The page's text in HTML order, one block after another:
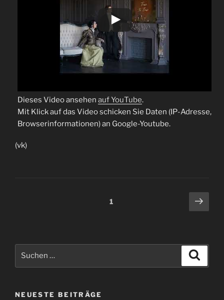
Dieses Video ansehen auf YouTube.
Mit Klick auf das Video schicken Sie Daten (IP-Adresse,
Browserinformationen) an Google-Youtube.
(vk)
Seite1
NEUESTE BEITRÄGE